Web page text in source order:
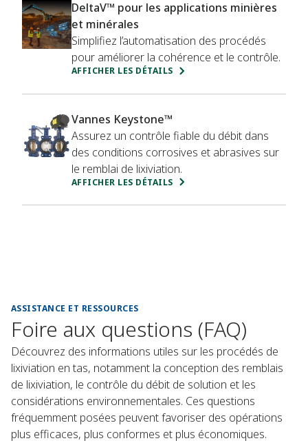
métal et de réduire les coûts d'exploitation.
Amélioration de la cohérence et de l’efficacité dans
les opérations de lixiviation en tas tout en minimisant
l’impact sur l’environnement.
DeltaV™ pour les applications minières
et minérales
Simplifiez l’automatisation des procédés
pour améliorer la cohérence et le contrôle.
AFFICHER LES DÉTAILS
Vannes Keystone™
Assurez un contrôle fiable du débit dans
des conditions corrosives et abrasives sur
le remblai de lixiviation.
AFFICHER LES DÉTAILS
ASSISTANCE ET RESSOURCES
Foire aux questions (FAQ)
Découvrez des informations utiles sur les procédés de
lixiviation en tas, notamment la conception des remblais
de lixiviation, le contrôle du débit de solution et les
considérations environnementales. Ces questions
fréquemment posées peuvent favoriser des opérations
plus efficaces, plus conformes et plus économiques.